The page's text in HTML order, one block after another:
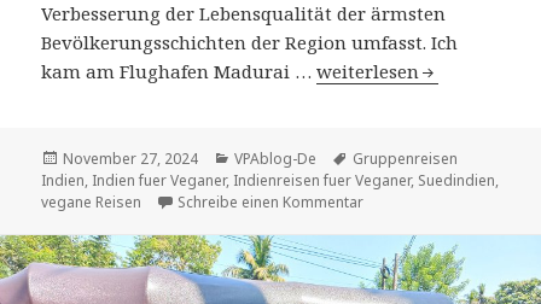
Verbesserung der Lebensqualität der ärmsten
Bevölkerungsschichten der Region umfasst. Ich
kam am Flughafen Madurai …Besuch bei SCAD in
weiterlesen
Veröffentlicht
am
November 27, 2024 Kategorien
VPAblog-De Tags
Gruppenreisen
Indien, Indien fuer Veganer, Indienreisen fuer Veganer, Suedindien,
vegane Reisen
Schreibe einen Kommentarzu Besuch bei SCAD in